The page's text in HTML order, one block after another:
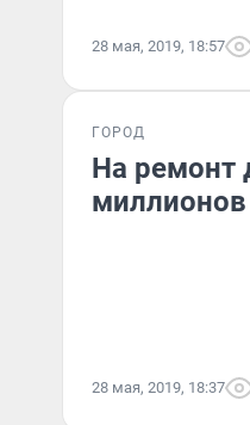
28 мая, 2019, 18:57
ГОРОД
На ремонт
миллионов
28 мая, 2019, 18:37